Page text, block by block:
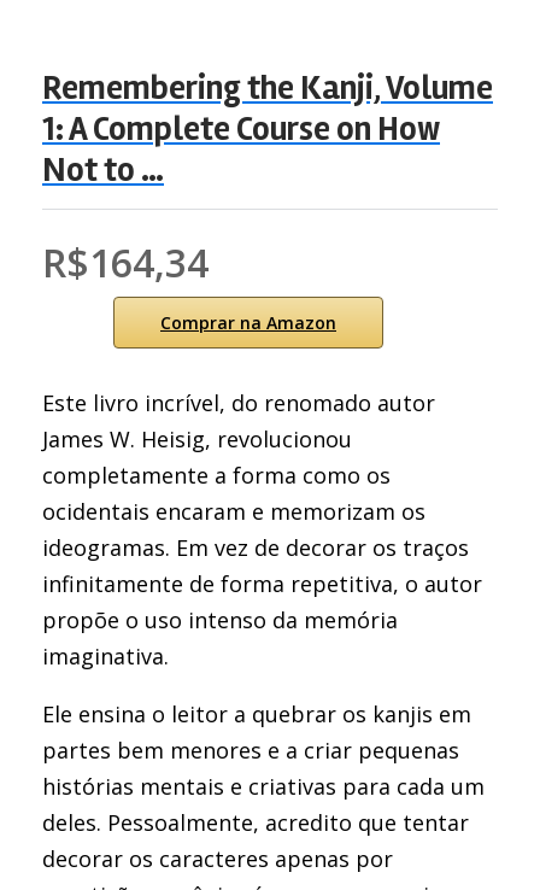
Remembering the Kanji, Volume
1: A Complete Course on How
Not to …
R$164,34
Comprar na Amazon
Este livro incrível, do renomado autor
James W. Heisig, revolucionou
completamente a forma como os
ocidentais encaram e memorizam os
ideogramas. Em vez de decorar os traços
infinitamente de forma repetitiva, o autor
propõe o uso intenso da memória
imaginativa.
Ele ensina o leitor a quebrar os kanjis em
partes bem menores e a criar pequenas
histórias mentais e criativas para cada um
deles. Pessoalmente, acredito que tentar
decorar os caracteres apenas por